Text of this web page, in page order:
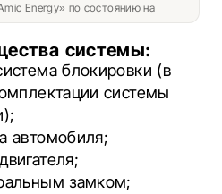
Energy» по состоянию на
системы:
блокировки (в
системы
автомобиля;
замком;